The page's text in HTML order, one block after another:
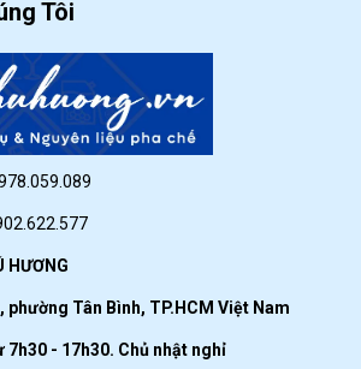
Tôi
HƯƠNG
phường Tân Bình, TP.HCM Việt Nam
- 17h30. Chủ nhật nghỉ